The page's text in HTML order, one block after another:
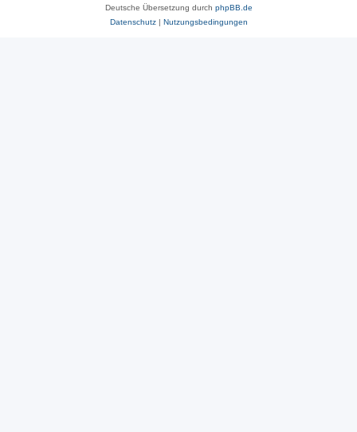
Deutsche Übersetzung durch phpBB.de
Datenschutz| Nutzungsbedingungen